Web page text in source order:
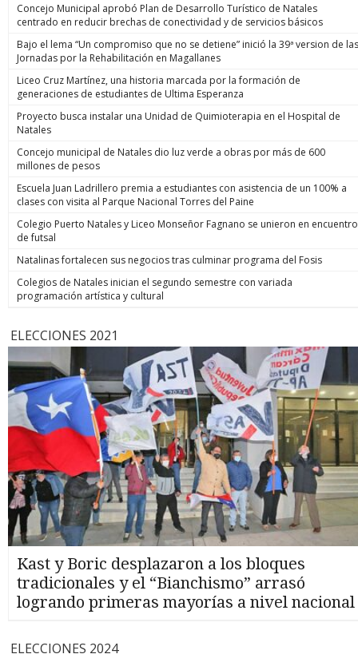
Concejo Municipal aprobó Plan de Desarrollo Turístico de Natales
centrado en reducir brechas de conectividad y de servicios básicos
Bajo el lema “Un compromiso que no se detiene” inició la 39ª version de las
Jornadas por la Rehabilitación en Magallanes
Liceo Cruz Martínez, una historia marcada por la formación de
generaciones de estudiantes de Ultima Esperanza
Proyecto busca instalar una Unidad de Quimioterapia en el Hospital de
Natales
Concejo municipal de Natales dio luz verde a obras por más de 600
millones de pesos
Escuela Juan Ladrillero premia a estudiantes con asistencia de un 100% a
clases con visita al Parque Nacional Torres del Paine
Colegio Puerto Natales y Liceo Monseñor Fagnano se unieron en encuentro
de futsal
Natalinas fortalecen sus negocios tras culminar programa del Fosis
Colegios de Natales inician el segundo semestre con variada
programación artística y cultural
ELECCIONES 2021
Kast y Boric desplazaron a los bloques
tradicionales y el “Bianchismo” arrasó
logrando primeras mayorías a nivel nacional
ELECCIONES 2024